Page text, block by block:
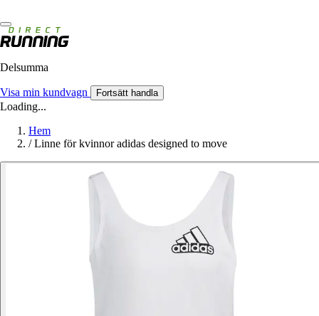
Delsumma
Visa min kundvagn Fortsätt handla
Loading...
Hem
/ Linne för kvinnor adidas designed to move